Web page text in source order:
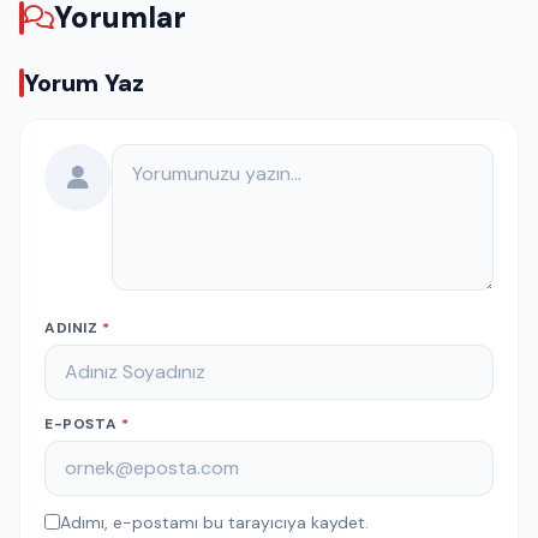
Yorumlar
Yorum Yaz
Yorumunuz
ADINIZ *
E-POSTA *
Adımı, e-postamı bu tarayıcıya kaydet.